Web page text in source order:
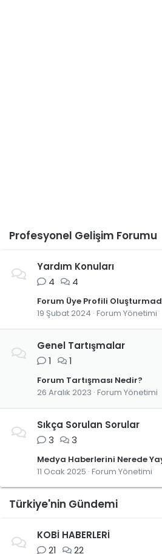
Profesyonel Gelişim Forumu
Yardım Konuları
4
4
Forum Üye Profili
19 Şubat 2024 Forum Yönetimi
Genel Tartışmalar
1
1
Forum Tartışması Nedir?
26 Aralık 2023 Forum Yönetimi
Sıkça Sorulan Sorular
3
3
Medya Haberlerini Nerede
11 Ocak 2025 Forum Yönetimi
Türkiye'nin Gündemi
KOBİ HABERLERİ
21
22